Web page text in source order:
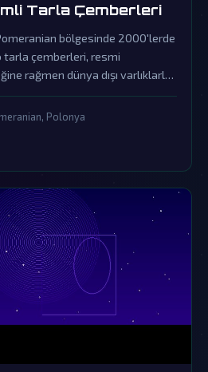
Tarla Çemberleri
bölgesinde 2000'lerde
tarla çemberleri, resmi
rağmen dünya dışı varlıklarla
Bu gizem, örtbas çabalarına
Polonya